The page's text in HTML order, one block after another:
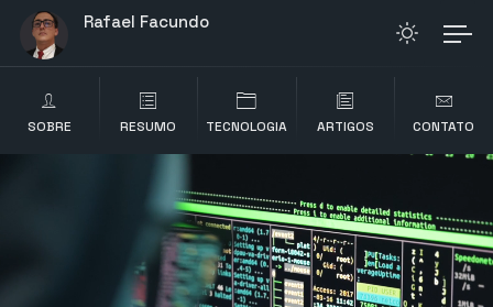
Rafael Facundo
SOBRE RESUMO TECNOLOGIA ARTIGOS CONTATO